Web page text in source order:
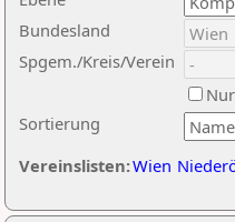
Sortierung
Bundesland
Spgem./Kreis/Verein
Vereinslisten:Wien